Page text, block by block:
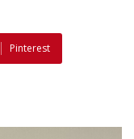
Pinterest